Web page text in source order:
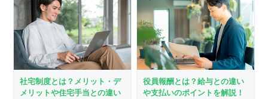
社宅制度とは？メリット・デ
メリットや住宅手当との違い
役員報酬とは？給与との違い
や支払いのポイントを解説！